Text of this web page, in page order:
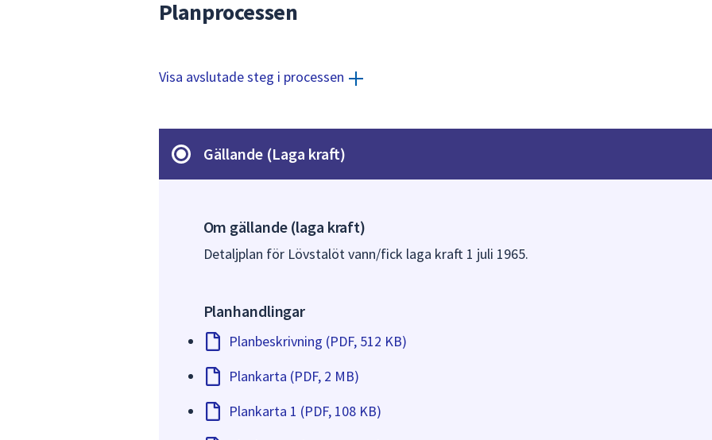
Planprocessen
Visa avslutade steg i processen
Gällande (Laga kraft)
Om gällande (laga kraft)
Detaljplan för Lövstalöt vann/fick laga kraft 1 juli 1965.
Planhandlingar
Planbeskrivning (PDF, 512 KB)
Plankarta (PDF, 2 MB)
Plankarta 1 (PDF, 108 KB)